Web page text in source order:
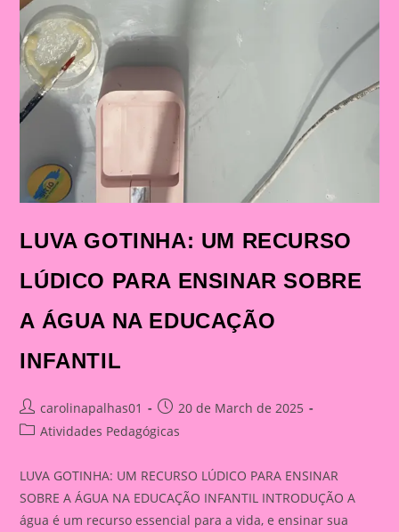
LUVA GOTINHA: UM RECURSO
LÚDICO PARA ENSINAR SOBRE
A ÁGUA NA EDUCAÇÃO
INFANTIL
Post
author:
carolinapalhas01
Post
published:
20 de March de 2025
PostAtividades Pedagógicas
LUVA GOTINHA: UM RECURSO LÚDICO PARA ENSINAR
SOBRE A ÁGUA NA EDUCAÇÃO INFANTIL INTRODUÇÃO A
água é um recurso essencial para a vida, e ensinar sua